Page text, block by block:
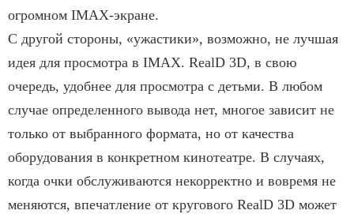
огромном IMAX-экране.
С другой стороны, «ужастики», возможно, не лучшая
идея для просмотра в IMAX. RealD 3D, в свою
очередь, удобнее для просмотра с детьми. В любом
случае определенного вывода нет, многое зависит не
только от выбранного формата, но от качества
оборудования в конкретном кинотеатре. В случаях,
когда очки обслуживаются некорректно и вовремя не
меняются, впечатление от кругового RealD 3D может